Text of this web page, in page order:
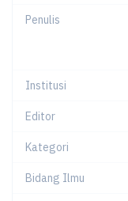
Penulis
Institusi
Editor
Kategori
Bidang Ilmu